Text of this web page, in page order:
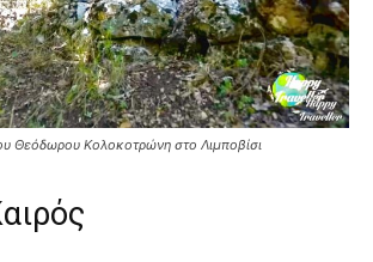
Θεόδωρου Κολοκοτρώνη στο Λιμποβίσι